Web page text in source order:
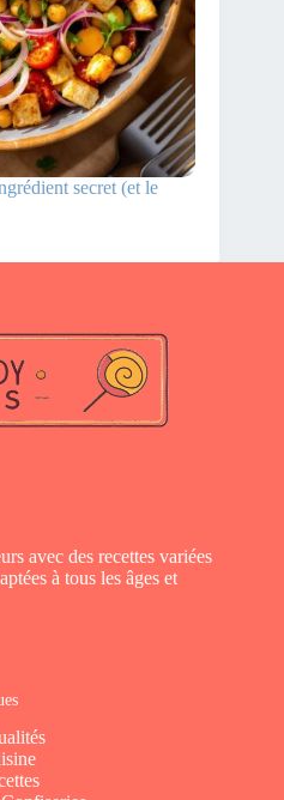
secret (et le
avec des recettes variées
à tous les âges et